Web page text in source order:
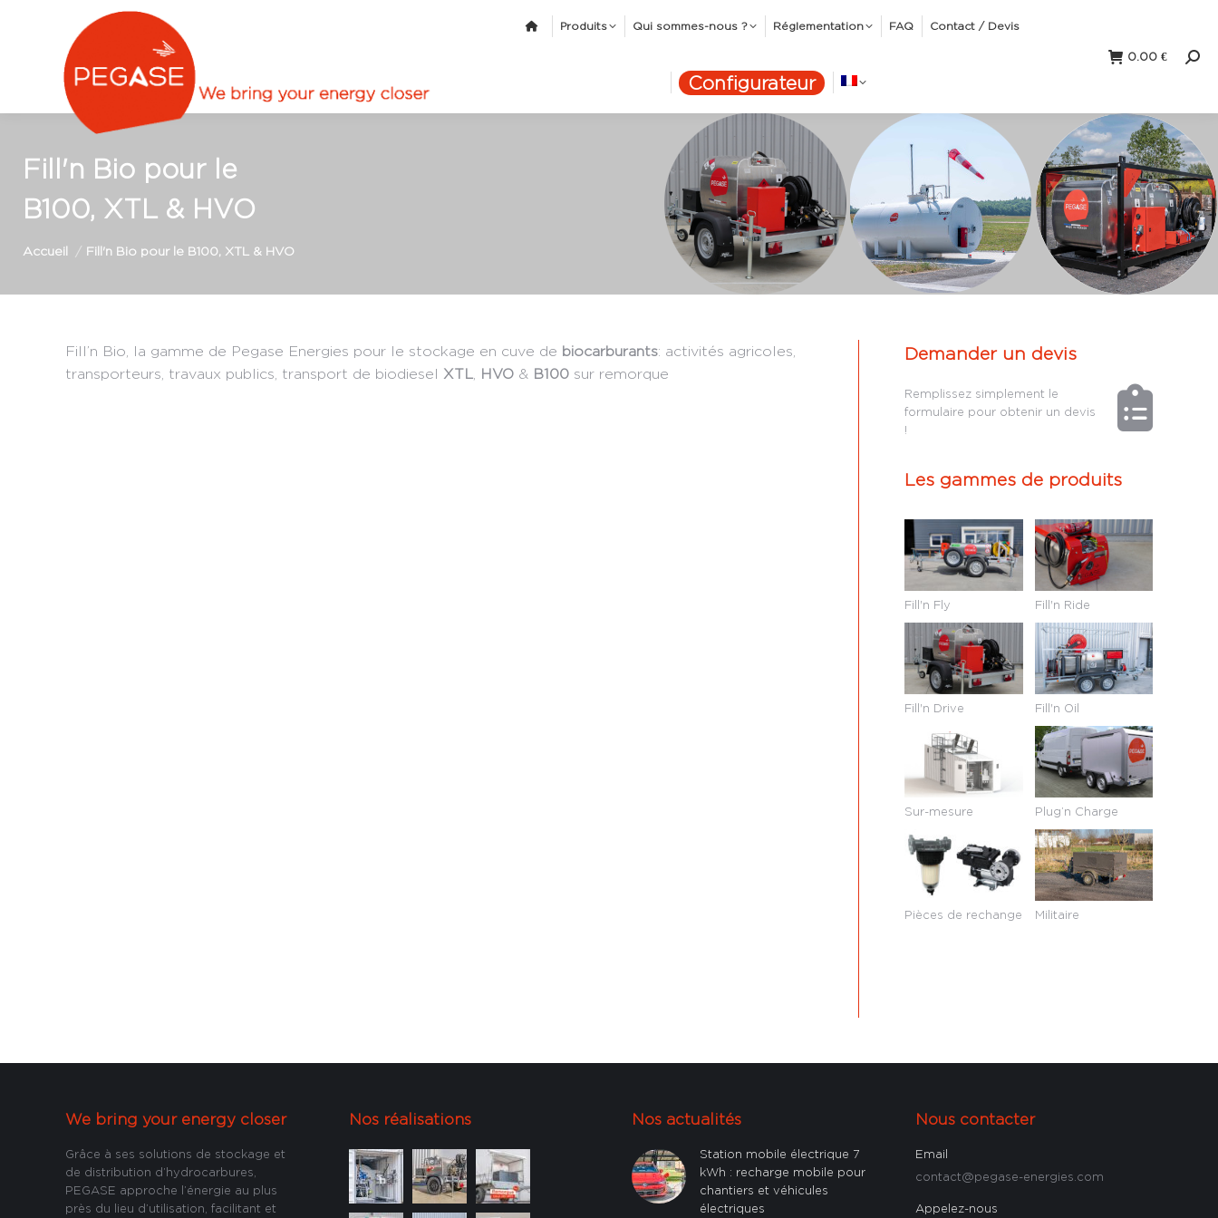
Produits Qui sommes-nous ? Réglementation FAQ Contact / Devis
Configurateur
0.00 €
Fill'n Bio pour le
B100, XTL & HVO
Vous êtes ici :
Accueil Fill'n Bio pour le B100, XTL & HVO
Fill’n Bio, la gamme de Pegase Energies pour le stockage en cuve de biocarburants: activités agricoles,
transporteurs, travaux publics, transport de biodiesel XTL HVO & B100 sur remorque
Demander un devis
Remplissez simplement le
formulaire pour obtenir un devis
!
Les gammes de produits
Fill'n Fly
Fill'n Drive
Sur-mesure
Pièces de rechange
Fill'n Ride
Fill'n Oil
Plug’n Charge
Militaire
We bring your energy closer
Grâce à ses solutions de stockage et
de distribution d’hydrocarbures,
PEGASE approche l’énergie au plus
près du lieu d’utilisation, facilitant et
Nos réalisations Nos actualités
Station mobile électrique 7
kWh : recharge mobile pour
chantiers et véhicules
électriques
Nous contacter
Email
contact@pegase-energies.com
Appelez-nous